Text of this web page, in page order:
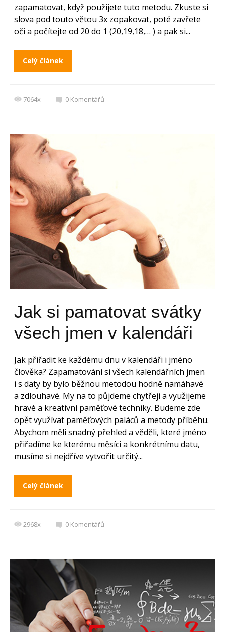
zapamatovat, když použijete tuto metodu. Zkuste si
slova pod touto větou 3x zopakovat, poté zavřete
oči a počítejte od 20 do 1 (20,19,18,… ) a pak si...
Celý článek
7064x 0 Komentářů
Jak si pamatovat svátky
všech jmen v kalendáři
Jak přiřadit ke každému dnu v kalendáři i jméno
člověka? Zapamatování si všech kalendářních jmen
i s daty by bylo běžnou metodou hodně namáhavé
a zdlouhavé. My na to půjdeme chytřeji a využijeme
hravé a kreativní paměťové techniky. Budeme zde
opět využívat paměťových paláců a metody příběhu.
Abychom měli snadný přehled a věděli, které jméno
přiřadíme ke kterému měsíci a konkrétnímu datu,
musíme si nejdříve vytvořit určitý...
Celý článek
2968x 0 Komentářů